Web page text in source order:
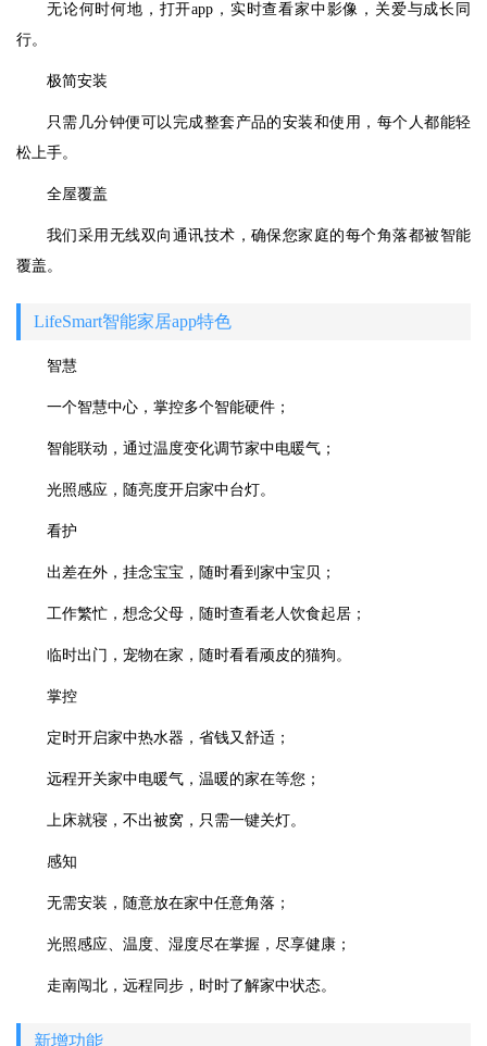
无论何时何地，打开app，实时查看家中影像，关爱与成长同
行。
极简安装
只需几分钟便可以完成整套产品的安装和使用，每个人都能轻
松上手。
全屋覆盖
我们采用无线双向通讯技术，确保您家庭的每个角落都被智能
覆盖。
LifeSmart智能家居app特色
智慧
一个智慧中心，掌控多个智能硬件；
智能联动，通过温度变化调节家中电暖气；
光照感应，随亮度开启家中台灯。
看护
出差在外，挂念宝宝，随时看到家中宝贝；
工作繁忙，想念父母，随时查看老人饮食起居；
临时出门，宠物在家，随时看看顽皮的猫狗。
掌控
定时开启家中热水器，省钱又舒适；
远程开关家中电暖气，温暖的家在等您；
上床就寝，不出被窝，只需一键关灯。
感知
无需安装，随意放在家中任意角落；
光照感应、温度、湿度尽在掌握，尽享健康；
走南闯北，远程同步，时时了解家中状态。
新增功能